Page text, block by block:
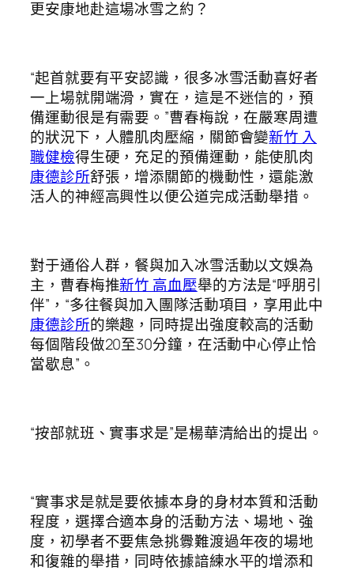
更安康地赴這場冰雪之約？
“起首就要有平安認識，很多冰雪活動喜好者
一上場就開端滑，實在，這是不迷信的，預
備運動很是有需要。”曹春梅說，在嚴寒周遭
的狀況下，人體肌肉壓縮，關節會變新竹 入
職健檢得生硬，充足的預備運動，能使肌肉
康德診所舒張，增添關節的機動性，還能激
活人的神經高興性以便公道完成活動舉措。
對于通俗人群，餐與加入冰雪活動以文娛為
主，曹春梅推新竹 高血壓舉的方法是“呼朋引
伴”，“多往餐與加入團隊活動項目，享用此中
康德診所的樂趣，同時提出強度較高的活動
每個階段做20至30分鐘，在活動中心停止恰
當歇息”。
“按部就班、實事求是”是楊華清給出的提出。
“實事求是就是要依據本身的身材本質和活動
程度，選擇合適本身的活動方法、場地、強
度，初學者不要焦急挑釁難渡過年夜的場地
和復雜的舉措，同時依據諳練水平的增添和